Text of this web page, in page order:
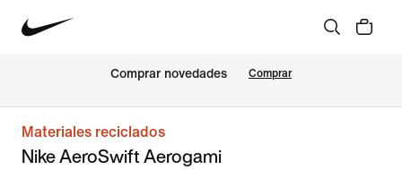
Comprar novedades Comprar
Materiales reciclados
Nike AeroSwift Aerogami